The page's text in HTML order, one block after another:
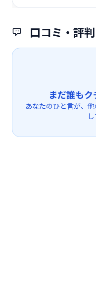
口コミ・評判
まだ誰もク
あなたのひと言が、